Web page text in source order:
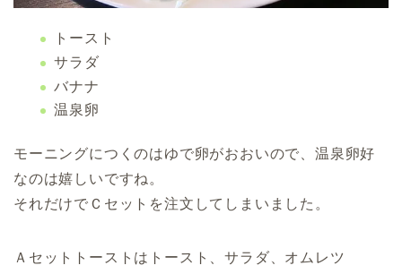
トースト
サラダ
バナナ
温泉卵
モーニングにつくのはゆで卵がおおいので、温泉卵好
なのは嬉しいですね。
それだけでＣセットを注文してしまいました。
Ａセットトーストはトースト、サラダ、オムレツ